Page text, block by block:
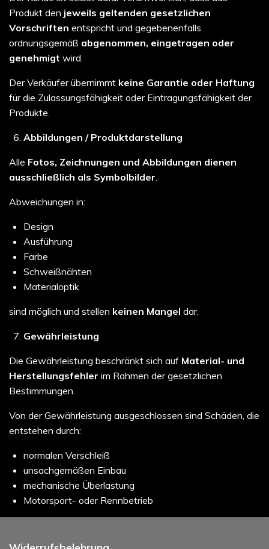
Produkt den jeweils geltenden gesetzlichen
Vorschriften entspricht und gegebenenfalls
ordnungsgemäß abgenommen, eingetragen oder
genehmigt wird.
Der Verkäufer übernimmt keine Garantie oder Haftung
für die Zulassungsfähigkeit oder Eintragungsfähigkeit der
Produkte.
Abbildungen / Produktdarstellung
Alle Fotos, Zeichnungen und Abbildungen dienen
ausschließlich als Symbolbilder.
Abweichungen in:
Design
Ausführung
Farbe
Schweißnähten
Materialoptik
sind möglich und stellen keinen Mangel dar.
Gewährleistung
Die Gewährleistung beschränkt sich auf Material- und
Herstellungsfehler im Rahmen der gesetzlichen
Bestimmungen.
Von der Gewährleistung ausgeschlossen sind Schäden, die
entstehen durch:
normalen Verschleiß
unsachgemäßen Einbau
mechanische Überlastung
Motorsport- oder Rennbetrieb